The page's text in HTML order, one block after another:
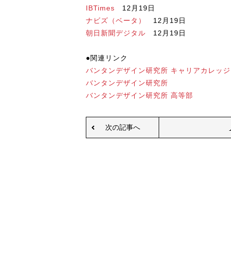
IBTimes 12月19日
ナビズ（ベータ）
12月19日
朝日新聞デジタル 12月19日
●関連リンク
バンタンデザイン研究所 キャリアカレッジ
バンタンデザイン研究所
バンタンデザイン研究所 高等部
次の記事へ